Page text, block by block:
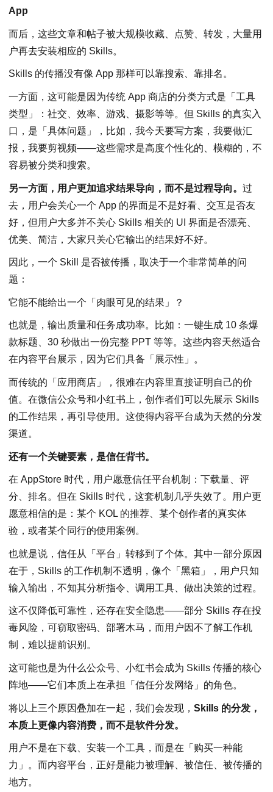
App
而后，这些文章和帖子被大规模收藏、点赞、转发，大量用
户再去安装相应的 Skills。
Skills 的传播没有像 App 那样可以靠搜索、靠排名。
一方面，这可能是因为传统 App 商店的分类方式是「工具
类型」：社交、效率、游戏、摄影等等。但 Skills 的真实入
口，是「具体问题」，比如，我今天要写方案，我要做汇
报，我要剪视频——这些需求是高度个性化的、模糊的，不
容易被分类和搜索。
另一方面，用户更加追求结果导向，而不是过程导向。 过
去，用户会关心一个 App 的界面是不是好看、交互是否友
好，但用户大多并不关心 Skills 相关的 UI 界面是否漂亮、
优美、简洁，大家只关心它输出的结果好不好。
因此，一个 Skill 是否被传播，取决于一个非常简单的问
题：
它能不能给出一个「肉眼可见的结果」？
也就是，输出质量和任务成功率。比如：一键生成 10 条爆
款标题、30 秒做出一份完整 PPT 等等。这些内容天然适合
在内容平台展示，因为它们具备「展示性」。
而传统的「应用商店」，很难在内容里直接证明自己的价
值。在微信公众号和小红书上，创作者们可以先展示 Skills
的工作结果，再引导使用。这使得内容平台成为天然的分发
渠道。
还有一个关键要素，是信任背书。
在 AppStore 时代，用户愿意信任平台机制：下载量、评
分、排名。但在 Skills 时代，这套机制几乎失效了。用户更
愿意相信的是：某个 KOL 的推荐、某个创作者的真实体
验，或者某个同行的使用案例。
也就是说，信任从「平台」转移到了个体。其中一部分原因
在于，Skills 的工作机制不透明，像个「黑箱」，用户只知
输入输出，不知其分析指令、调用工具、做出决策的过程。
这不仅降低可靠性，还存在安全隐患——部分 Skills 存在投
毒风险，可窃取密码、部署木马，而用户因不了解工作机
制，难以提前识别。
这可能也是为什么公众号、小红书会成为 Skills 传播的核心
阵地——它们本质上在承担「信任分发网络」的角色。
将以上三个原因叠加在一起，我们会发现， Skills 的分发，
本质上更像内容消费，而不是软件分发。
用户不是在下载、安装一个工具，而是在「购买一种能
力」。而内容平台，正好是能力被理解、被信任、被传播的
地方。